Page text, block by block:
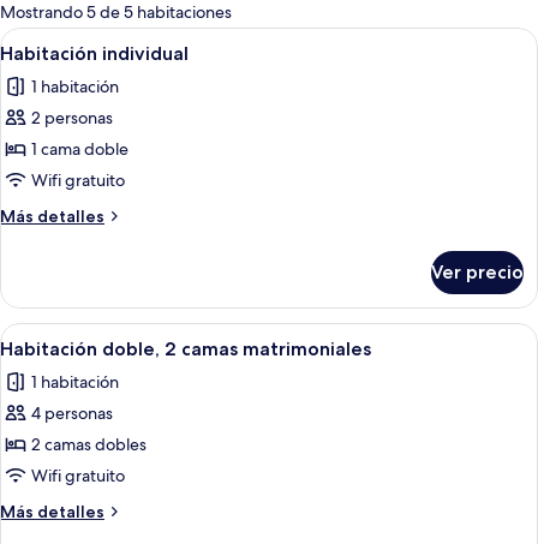
para
las
habitaciones
Mostrando 5 de 5 habitaciones
Abrir
todas
las
fotos
de
Habitación
individual
7
Habitación individual
1 habitación
2 personas
1 cama doble
Wifi gratuito
Más detalles
Más
individual
Ver precio
Abrir
todas
las
fotos
de
Habitación
doble,
2
6
Habitación doble, 2 camas matrimoniales
1 habitación
4 personas
2 camas dobles
Wifi gratuito
Más detalles
Más